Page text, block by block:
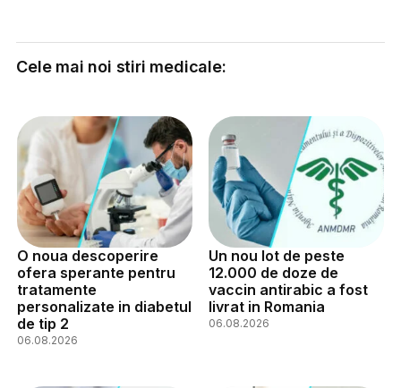
Cele mai noi stiri medicale:
O noua descoperire
ofera sperante pentru
tratamente
personalizate in diabetul
de tip 2
06.08.2026
Un nou lot de peste
12.000 de doze de
vaccin antirabic a fost
livrat in Romania
06.08.2026